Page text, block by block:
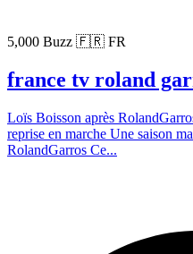
5,000 Buzz 🇫🇷 FR
france tv roland
Loïs Boisson après
reprise en marche Une saison
RolandGarros Ce...